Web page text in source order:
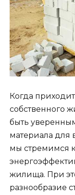
Когда
собственного
быть
материала для
мы стремимся
жилища. При
разнообразие